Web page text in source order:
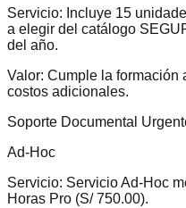
Servicio: Incluye 15
a elegir del catálogo
del año.
Valor: Cumple la formación
costos adicionales.
Soporte Documental
Ad-Hoc
Servicio: Servicio Ad-Hoc
Horas Pro (S/ 750.00).